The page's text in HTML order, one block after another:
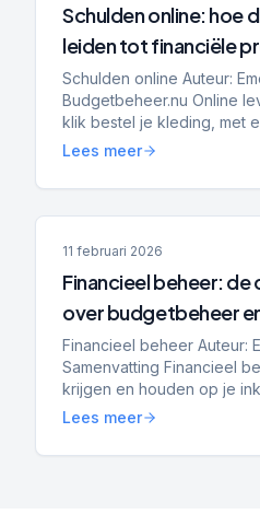
Schulden online: hoe
leiden tot financiële
Schulden online Auteur:
Budgetbeheer.nu Online
klik bestel je kleding, met
achteraf en met een app
Lees meer
11 februari 2026
Financieel beheer:
over budgetbeheer
planning
Financieel beheer Auteur:
Samenvatting Financieel
krijgen en houden op je
Budgetbeheer helpt bij
Lees meer